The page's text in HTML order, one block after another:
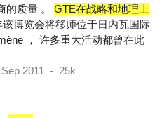
的质量 。 GTE在战略和地理上
该博览会将移师位于日内瓦国际
， 许多重大活动都曾在此
2011 - 25k